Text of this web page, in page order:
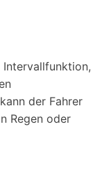
der Fahrer
Regen oder